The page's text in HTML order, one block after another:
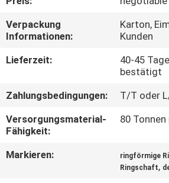
TRETEN
SIE
UNS
IN
VERBINDUNG
Verpackung
Informationen:
Karton,
Kunden
Lieferzeit:
40-45
bestätigt
Zahlungsbedingungen:
T/T oder
Versorgungsmaterial-
Fähigkeit:
80
Markieren: ringförmige
Ringschaft,